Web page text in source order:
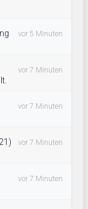
vor 5 Minuten
vor 7 Minuten
vor 7 Minuten
vor 7 Minuten
vor 7 Minuten